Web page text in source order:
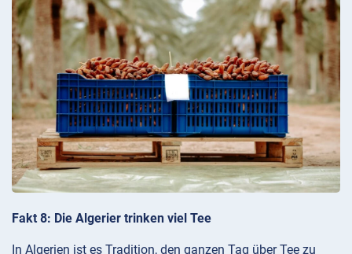
Fakt 8: Die Algerier trinken viel Tee
In Algerien ist es Tradition, den ganzen Tag über Tee zu